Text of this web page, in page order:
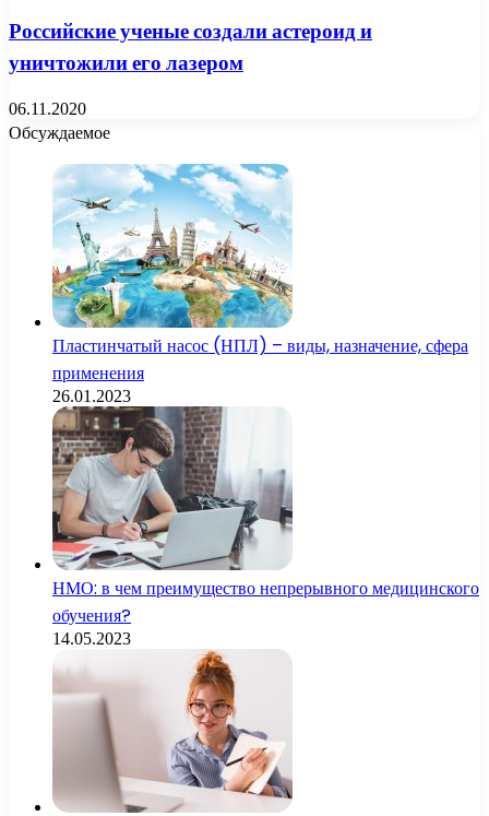
Российские ученые создали астероид и
уничтожили его лазером
06.11.2020
Обсуждаемое
Пластинчатый насос (НПЛ) – виды, назначение, сфера
применения
26.01.2023
НМО: в чем преимущество непрерывного медицинского
обучения?
14.05.2023